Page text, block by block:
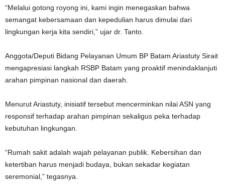
“Melalui gotong royong ini, kami ingin menegaskan bahwa
semangat kebersamaan dan kepedulian harus dimulai dari
lingkungan kerja kita sendiri,” ujar dr. Tanto.
Anggota/Deputi Bidang Pelayanan Umum BP Batam Ariastuty Sirait
mengapresiasi langkah RSBP Batam yang proaktif menindaklanjuti
arahan pimpinan nasional dan daerah.
Menurut Ariastuty, inisiatif tersebut mencerminkan nilai ASN yang
responsif terhadap arahan pimpinan sekaligus peka terhadap
kebutuhan lingkungan.
“Rumah sakit adalah wajah pelayanan publik. Kebersihan dan
ketertiban harus menjadi budaya, bukan sekadar kegiatan
seremonial,” tegasnya.